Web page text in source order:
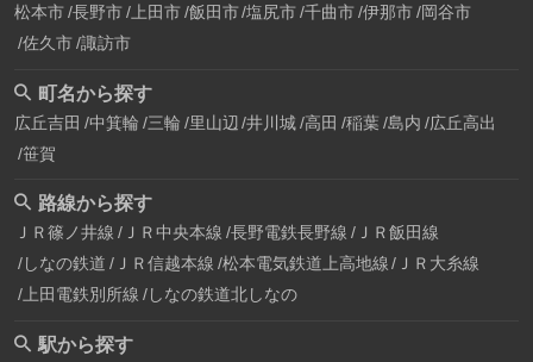
松本市 長野市 上田市 飯田市 塩尻市 千曲市 伊那市 岡谷市
佐久市 諏訪市
町名から探す
広丘吉田 中箕輪 三輪 里山辺 井川城 高田 稲葉 島内 広丘高出
笹賀
路線から探す
ＪＲ篠ノ井線 ＪＲ中央本線 長野電鉄長野線 ＪＲ飯田線
しなの鉄道 ＪＲ信越本線 松本電気鉄道上高地線
ＪＲ大糸線
上田電鉄別所線 しなの鉄道北しなの
駅から探す